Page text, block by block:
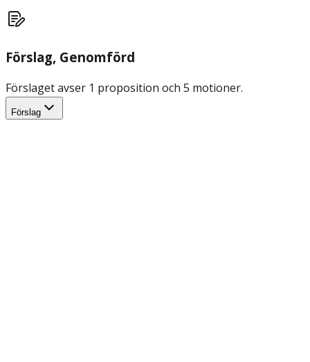
Förslag, Genomförd
Förslaget avser 1 proposition och 5 motioner.
Förslag